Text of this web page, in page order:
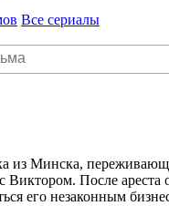
Все сериалы
из Минска,
После ареста
его незаконным